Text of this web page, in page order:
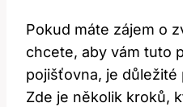
Pokud máte zájem o
chcete, aby vám tuto
pojišťovna, je
Zde je několik kroků,